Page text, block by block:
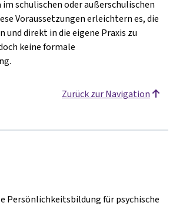
schulischen oder außerschulischen
Voraussetzungen erleichtern es, die
und direkt in die eigene Praxis zu
keine formale
Zurück zur Navigation
Persönlichkeitsbildung für psychische